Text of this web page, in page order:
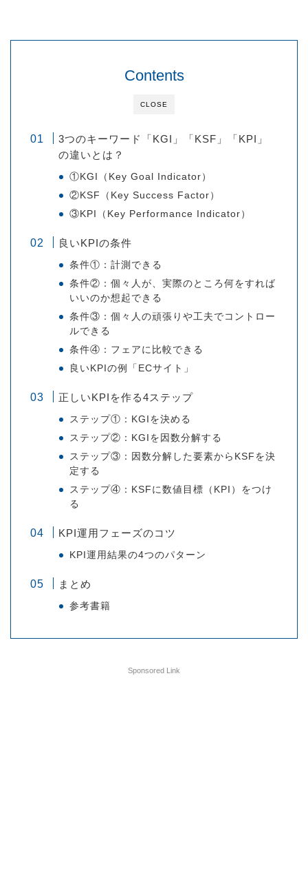
CLOSE
Contents
3つのキーワード「KGI」「KSF」「KPI」
の違いとは？
①KGI（Key Goal Indicator）
②KSF（Key Success Factor）
③KPI（Key Performance Indicator）
良いKPIの条件
条件①：計測できる
条件②：個々人が、実際のところ何をすれば
いいのか想起できる
条件③：個々人の頑張りや工夫でコントロー
ルできる
条件④：フェアに比較できる
良いKPIの例「ECサイト」
正しいKPIを作る4ステップ
ステップ①：KGIを決める
ステップ②：KGIを因数分解する
ステップ③：因数分解した要素からKSFを決
定する
ステップ④：KSFに数値目標（KPI）をつけ
る
KPI運用フェーズのコツ
KPI運用結果の4つのパターン
まとめ
参考書籍
Sponsored Link